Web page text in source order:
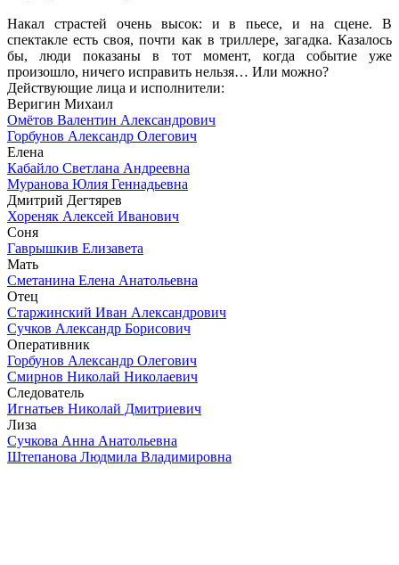
Накал страстей очень высок: и в пьесе, и на сцене. В
спектакле есть своя, почти как в триллере, загадка. Казалось
бы, люди показаны в тот момент, когда событие уже
произошло, ничего исправить нельзя… Или можно?
Действующие лица и исполнители:
Веригин Михаил
Омётов Валентин Александрович
Горбунов Александр Олегович
Елена
Кабайло Светлана Андреевна
Муранова Юлия Геннадьевна
Дмитрий Дегтярев
Хореняк Алексей Иванович
Соня
Гаврышкив Елизавета
Мать
Сметанина Елена Анатольевна
Отец
Старжинский Иван Александрович
Сучков Александр Борисович
Оперативник
Горбунов Александр Олегович
Смирнов Николай Николаевич
Следователь
Игнатьев Николай Дмитриевич
Лиза
Сучкова Анна Анатольевна
Штепанова Людмила Владимировна